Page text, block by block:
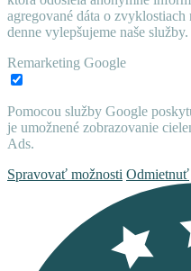
agregované dáta o
denne vylepšujeme naše služby.
Remarketing Google
Pomocou služby Google
je umožnené zobrazovanie
Ads.
Spravovať možnosti Odmietnuť